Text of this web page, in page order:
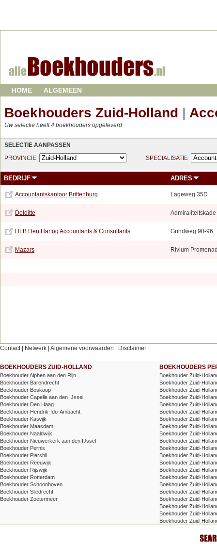
HOME ALGEMEEN
Boekhouders Zuid-Holland |
Uw selectie heeft 4 boekhouders opgeleverd
SELECTIE AANPASSEN
PROVINCIE
SPECIALISATIE
BEDRIJF ADRES
Accountantskantoor Brittenburg Lageweg 35D
Deloitte
HLB Den Hartog Accountants & Consultants Grindweg 90-96
Mazars Rivium
Contact| Netwerk Algemene voorwaarden Disclaimer
BOEKHOUDERS ZUID-HOLLAND
Boekhouder Alphen aan den Rijn
Boekhouder Barendrecht
Boekhouder Boskoop
Boekhouder Capelle aan den IJssel
Boekhouder Den Haag
Boekhouder Hendrik-Ido-Ambacht
Boekhouder Katwijk
Boekhouder Maasdam
Boekhouder Naaldwijk
Boekhouder Nieuwerkerk aan den IJssel
Boekhouder Pernis
Boekhouder Piershil
Boekhouder Reeuwijk
Boekhouder Rijswijk
Boekhouder Rotterdam
Boekhouder Schoonhoven
Boekhouder Sliedrecht
Boekhouder Zoetermeer
BOEKHOUDERS
Boekhouder Zuid-
Boekhouder Zuid-
Boekhouder Zuid-
Boekhouder Zuid-
Boekhouder Zuid-
Boekhouder Zuid-
Boekhouder Zuid-
Boekhouder Zuid-
Boekhouder Zuid-
Boekhouder Zuid-
Boekhouder Zuid-
Boekhouder Zuid-
Boekhouder Zuid-
Boekhouder Zuid-
Boekhouder Zuid-
Boekhouder Zuid-
Boekhouder Zuid-
Boekhouder Zuid-
Boekhouder Zuid-
Boekhouder Zuid-
Boekhouder Zuid-